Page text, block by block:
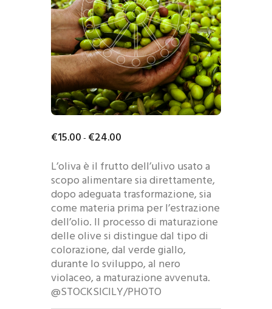
€15.00- €24.00
L’oliva è il frutto dell’ulivo usato a
scopo alimentare sia direttamente,
dopo adeguata trasformazione, sia
come materia prima per l’estrazione
dell’olio. Il processo di maturazione
delle olive si distingue dal tipo di
colorazione, dal verde giallo,
durante lo sviluppo, al nero
violaceo, a maturazione avvenuta.
@STOCKSICILY/PHOTO